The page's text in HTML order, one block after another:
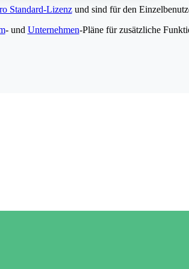
Standard-Lizenzund sind für den
- und Unternehmen-Pläne für zusätzliche